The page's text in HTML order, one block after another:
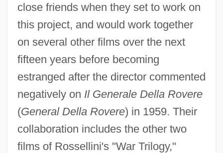
close friends when they set to work on
this project, and would work together
on several other films over the next
fifteen years before becoming
estranged after the director commented
negatively on Il Generale Della Rovere
(General Della Rovere) in 1959. Their
collaboration includes the other two
films of Rossellini's "War Trilogy,"